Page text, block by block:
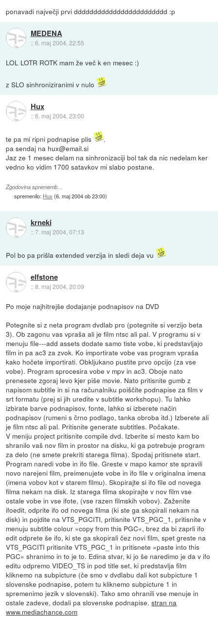
ponavadi največji prvi dddddddddddddddddddddddd :p
MEDENA
::6. maj 2004, 22:55
LOL LOTR ROTK mam že več k en mesec :)
z SLO sinhroniziranimi v nulo
Hux
::6. maj 2004, 23:00
te pa mi ripni podnapise plis
.
pa sendaj na hux@email.si
Jaz ze 1 mesec delam na sinhronizaciji bol tak da nic nedelam ker
vedno ko vidim 1700 satavkov mi slabo postane.
Zgodovina sprememb…
spremenilo: Hux (6. maj 2004 ob 23:00)
krneki
::7. maj 2004, 07:13
Pol bo pa prišla extended verzija in sledi deja vu
elfstone
::8. maj 2004, 20:09
Po moje najhitrejše dodajanje podnapisov na DVD
Potegnite si z neta program dvdlab pro (potegnite si verzijo beta
3). Ob zagonu vas vpraša ali je film ntsc ali pal. V programu si v
menuju file---add assets dodate samo tiste vobe, ki predstavljajo
film in pa ac3 za zvok. Ko importirate vobe vas program vpraša
kako hočete importirati. Obkljukano pustite prvo opcijo (za vse
vobe). Program sprocesira vobe v mpv in ac3. Oboje nato
prenesete zgoraj levo kjer piše movie. Nato pritisnite gumb z
napisom subtitle in si na računalniku poiščite podnapise za film v
srt formatu (prej si jih uredite v subtitle workshopu). Tu lahko
izbirate barve podnapisov, fonte, lahko si izberete način
podnapisov (rumeni s črno podlago, tanka obroba itd.) Izberete ali
je film ntsc ali pal. Pritisnite generate subtitles. Počakate.
V meniju project pritisnite compile dvd. Izberite si mesto kam bo
shranilo vaš nov film in prostor na disku, ki ga potrebuje program
za delo (ne smete prekriti starega filma). Spodaj pritisnete start.
Program naredi vobe in ifo file. Greste v mapo kamor ste spravili
novo narejeni film, preimenujete vobe in ifo file v originalna imena
(imena vobov kot v starem filmu). Skopirajte si ifo file od novega
filma nekam na disk. Iz starega filma skopirajte v nov film vse
ostale vobe in vse ifote, (vse razen filmskih vobov). Zaženite
ifoedit, odprite ifo od novega filma (ki ste ga skopirali nekam na
disk) in pojdite na VTS_PGCITI, pritisnite VTS_PGC_1, pritisnite v
menuju subtitle colour »copy from this PGC«, brez da bi zaprli ifo
edit odprete še ifo, ki ste ga skopirali čez novi film, spet greste na
VTS_PGCITI pritisnite VTS_PGC_1 in pritisnete »paste into this
PGC« shranimo in to je to. Edina stvar, ki jo še naredimo je da v ifo
editu odpremo VIDEO_TS in pod title set, ki predstavlja film
kliknemo na subpicture (če smo v dvdlabu dali kot subpicture 1
slovenske podnapise, potem tu kliknemo subpicture 1 in
spremenimo jezik v slovenski). Tako smo ohranili vse menuje in
ostale zadeve, dodali pa slovenske podnapise.stran na
www.mediachance.com